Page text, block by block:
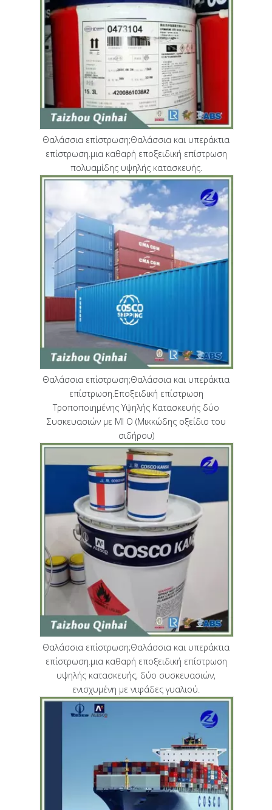
Θαλάσσια επίστρωση;Θαλάσσια και υπεράκτια
επίστρωση.μια καθαρή εποξειδική επίστρωση
πολυαμίδης υψηλής κατασκευής.
Θαλάσσια επίστρωση;Θαλάσσια και υπεράκτια
επίστρωση.Εποξειδική επίστρωση
Τροποποιημένης Υψηλής Κατασκευής δύο
Συσκευασιών με MI O (Μικκώδης οξείδιο του
σιδήρου)
Θαλάσσια επίστρωση;Θαλάσσια και υπεράκτια
επίστρωση.μια καθαρή εποξειδική επίστρωση
υψηλής κατασκευής, δύο συσκευασιών,
ενισχυμένη με νιφάδες γυαλιού.